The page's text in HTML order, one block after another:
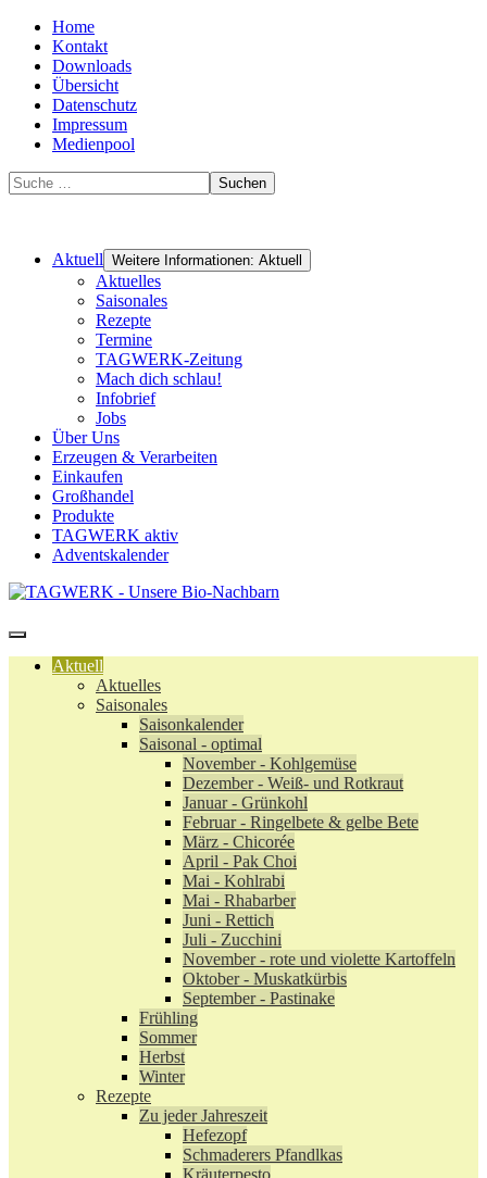
Home
Kontakt
Downloads
Übersicht
Datenschutz
Impressum
Medienpool
Suchen
Aktuell Weitere Informationen: Aktuell
Aktuelles
Saisonales
Rezepte
Termine
TAGWERK-Zeitung
Mach dich schlau!
Infobrief
Jobs
Über Uns
Erzeugen & Verarbeiten
Einkaufen
Großhandel
Produkte
TAGWERK aktiv
Adventskalender
Aktuell
Aktuelles
Saisonales
Saisonkalender
Saisonal - optimal
November - Kohlgemüse
Dezember - Weiß- und Rotkraut
Januar - Grünkohl
Februar - Ringelbete & gelbe Bete
März - Chicorée
April - Pak Choi
Mai - Kohlrabi
Mai - Rhabarber
Juni - Rettich
Juli - Zucchini
November - rote und violette Kartoffeln
Oktober - Muskatkürbis
September - Pastinake
Frühling
Sommer
Herbst
Winter
Rezepte
Zu jeder Jahreszeit
Hefezopf
Schmaderers Pfandlkas
Kräuterpesto